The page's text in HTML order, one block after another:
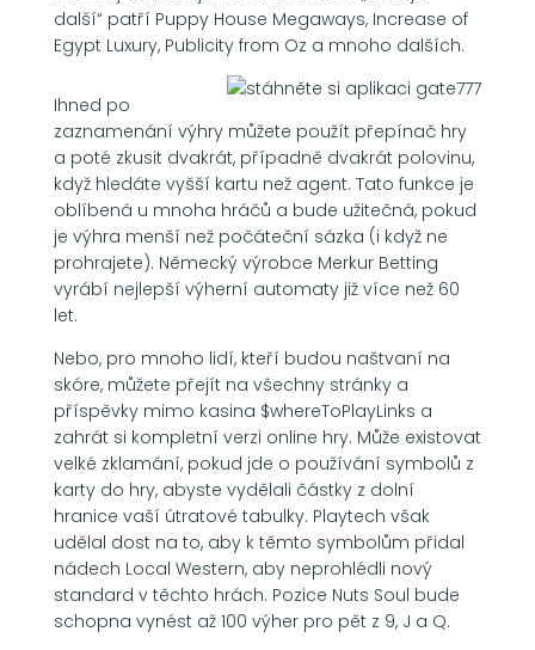
další“ patří Puppy House Megaways, Increase of
Egypt Luxury, Publicity from Oz a mnoho dalších.
Ihned po
zaznamenání výhry můžete použít přepínač hry
a poté zkusit dvakrát, případně dvakrát polovinu,
když hledáte vyšší kartu než agent. Tato funkce je
oblíbená u mnoha hráčů a bude užitečná, pokud
je výhra menší než počáteční sázka (i když ne
prohrajete). Německý výrobce Merkur Betting
vyrábí nejlepší výherní automaty již více než 60
let.
Nebo, pro mnoho lidí, kteří budou naštvaní na
skóre, můžete přejít na všechny stránky a
příspěvky mimo kasina $whereToPlayLinks a
zahrát si kompletní verzi online hry. Může existovat
velké zklamání, pokud jde o používání symbolů z
karty do hry, abyste vydělali částky z dolní
hranice vaší útratové tabulky. Playtech však
udělal dost na to, aby k těmto symbolům přidal
nádech Local Western, aby neprohlédli nový
standard v těchto hrách. Pozice Nuts Soul bude
schopna vynést až 100 výher pro pět z 9, J a Q.